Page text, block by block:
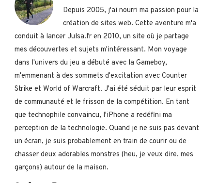
Depuis 2005, j'ai nourri ma passion pour la
création de sites web. Cette aventure m'a
conduit à lancer Julsa.fr en 2010, un site où je partage
mes découvertes et sujets m'intéressant. Mon voyage
dans l'univers du jeu a débuté avec la Gameboy,
m'emmenant à des sommets d'excitation avec Counter
Strike et World of Warcraft. J'ai été séduit par leur esprit
de communauté et le frisson de la compétition. En tant
que technophile convaincu, l'iPhone a redéfini ma
perception de la technologie. Quand je ne suis pas devant
un écran, je suis probablement en train de courir ou de
chasser deux adorables monstres (heu, je veux dire, mes
garçons) autour de la maison.